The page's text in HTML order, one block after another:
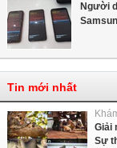
Người
Tin mới nhất
Giải
Sự